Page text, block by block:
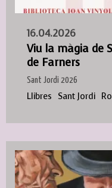
16.04.2026
Viu la màgia de
de Farners
Sant Jordi 2026
Llibres Sant Jordi